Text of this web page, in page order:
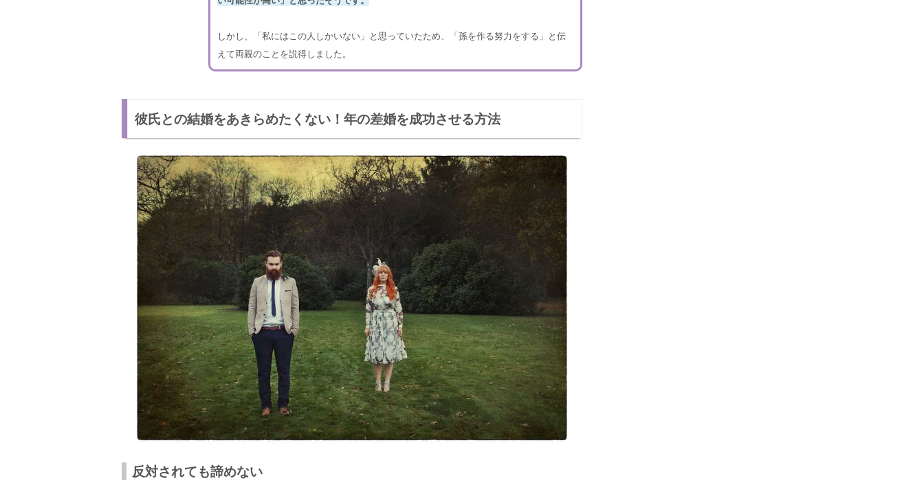
しかし、「私にはこの人しかいない」と思っていたため、「孫を作る努力をする」と伝
えて両親のことを説得しました。
彼氏との結婚をあきらめたくない！年の差婚を成功させる方法
反対されても諦めない